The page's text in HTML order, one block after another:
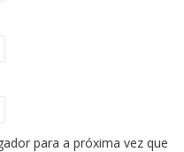
para a próxima vez que